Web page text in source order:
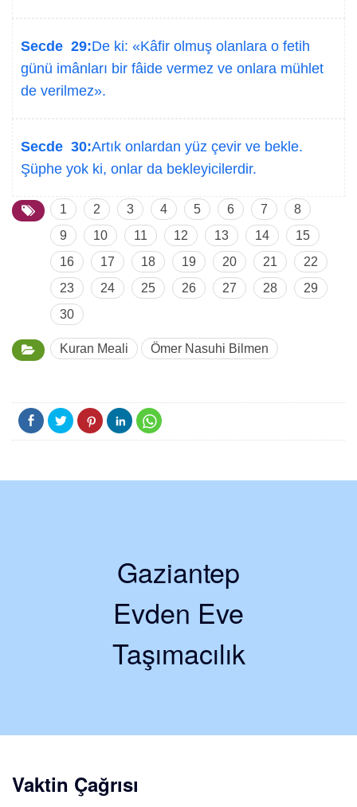
Secde 29:De ki: «Kâfir olmuş olanlara o fetih
günü imânları bir fâide vermez ve onlara mühlet
de verilmez».
Secde 30:Artık onlardan yüz çevir ve bekle.
Şüphe yok ki, onlar da bekleyicilerdir.
1 2 3 4 5 6 7
8
9
10 11 12 13 14
15
16
17 18 19 20 21
22
23
24 25 26 27 28
29
30
Kuran Meali Ömer Nasuhi Bilmen
Gaziantep
Evden Eve
Taşımacılık
Vaktin Çağrısı